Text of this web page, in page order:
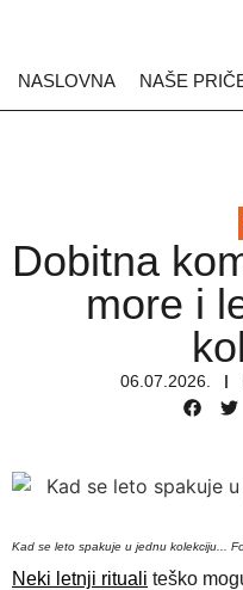
NASLOVNA NAŠE
Dobitna
more i
06.07.2026.
Kad se leto spakuje u jednu kolekciju...
Neki letnji rituali teško